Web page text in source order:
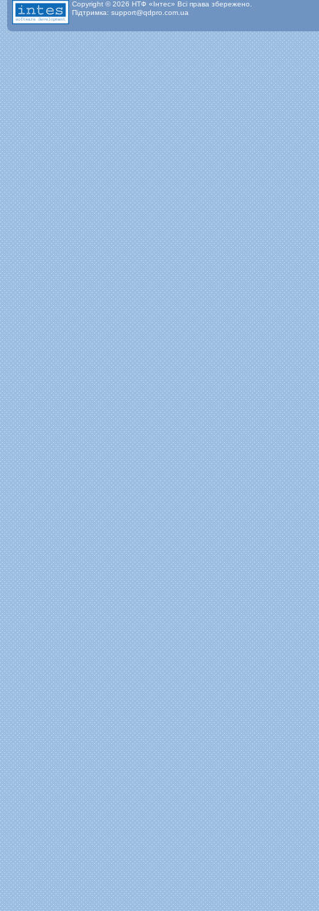
Copyright © 2026 НТФ «Інтес» Всі права збережено.
Підтримка: support@qdpro.com.ua